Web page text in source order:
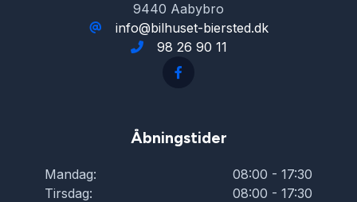
9440 Aabybro
info@bilhuset-biersted.dk
98 26 90 11
Åbningstider
Mandag:
08:00 - 17:30
Tirsdag:
08:00 - 17:30